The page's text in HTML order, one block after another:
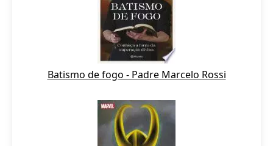
Batismo de fogo - Padre Marcelo Rossi